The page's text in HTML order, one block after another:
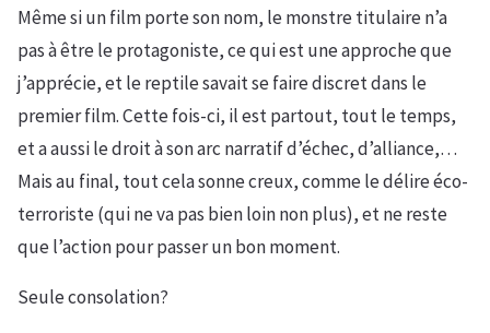
Même si un film porte son nom, le monstre titulaire n’a
pas à être le protagoniste, ce qui est une approche que
j’apprécie, et le reptile savait se faire discret dans le
premier film. Cette fois-ci, il est partout, tout le temps,
et a aussi le droit à son arc narratif d’échec, d’alliance,…
Mais au final, tout cela sonne creux, comme le délire éco-
terroriste (qui ne va pas bien loin non plus), et ne reste
que l’action pour passer un bon moment.
Seule consolation?